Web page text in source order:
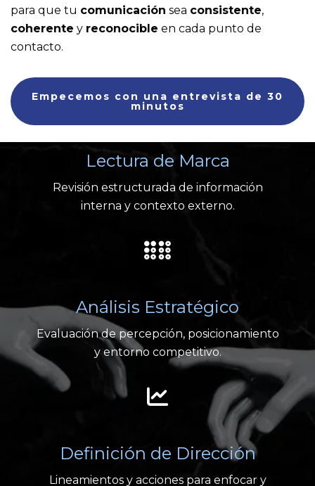
para que tu comunicación sea consistente,
coherente y reconocible en cada punto de
contacto.
Empecemos con una entrevista de 30
minutos
Lectura de Marca
Revisión estructurada de información
interna y contexto externo.
Análisis Estratégico
Evaluación de percepción, posicionamiento
y entorno competitivo.
Definición de Dirección
Lineamientos y acciones para enfocar y